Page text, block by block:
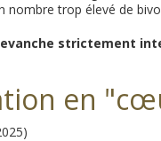
nombre trop élevé de
strictement
en